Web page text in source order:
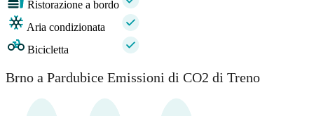
Ristorazione a bordo
Aria condizionata
Bicicletta
Brno a Pardubice Emissioni di CO2 di Treno